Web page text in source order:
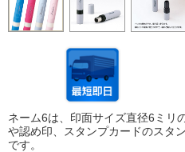
ネーム6は、印面サイズ直径6ミリ
や認め印、スタンプカードのスタ
です。